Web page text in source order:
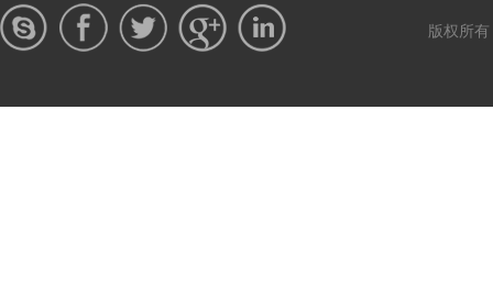
版权所